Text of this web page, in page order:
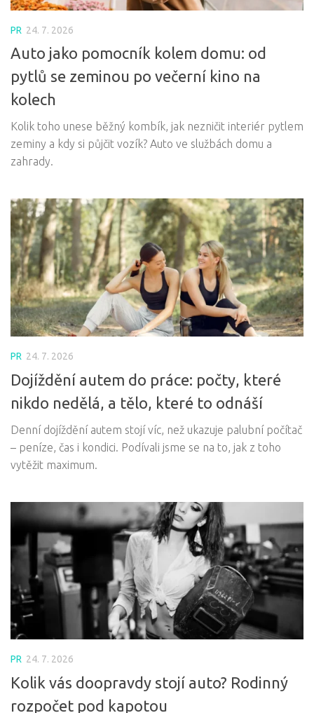
PR 24. 7. 2026
Auto jako pomocník kolem domu: od
pytlů se zeminou po večerní kino na
kolech
Kolik toho unese běžný kombík, jak nezničit interiér pytlem
zeminy a kdy si půjčit vozík? Auto ve službách domu a
zahrady.
PR 24. 7. 2026
Dojíždění autem do práce: počty, které
nikdo nedělá, a tělo, které to odnáší
Denní dojíždění autem stojí víc, než ukazuje palubní počítač
– peníze, čas i kondici. Podívali jsme se na to, jak z toho
vytěžit maximum.
PR 24. 7. 2026
Kolik vás doopravdy stojí auto? Rodinný
rozpočet pod kapotou